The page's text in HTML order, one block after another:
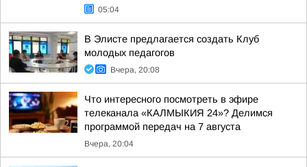
05:04
В Элисте предлагается создать Клуб
молодых педагогов
Вчера, 20:08
Что интересного посмотреть в эфире
телеканала «КАЛМЫКИЯ 24»? Делимся
программой передач на 7 августа
Вчера, 20:04